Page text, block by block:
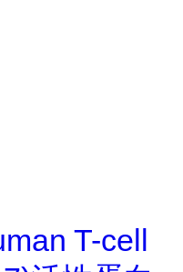
T-cell